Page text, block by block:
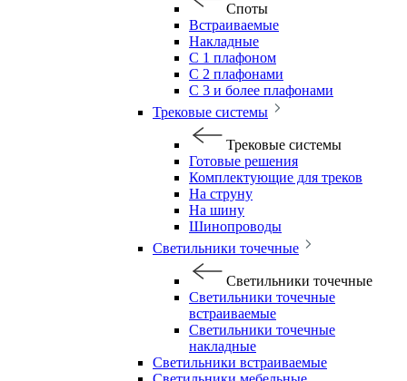
Споты
Встраиваемые
Накладные
С 1 плафоном
С 2 плафонами
С 3 и более плафонами
Трековые системы
Трековые системы
Готовые решения
Комплектующие для треков
На струну
На шину
Шинопроводы
Светильники точечные
Светильники точечные
Светильники точечные
встраиваемые
Светильники точечные
накладные
Светильники встраиваемые